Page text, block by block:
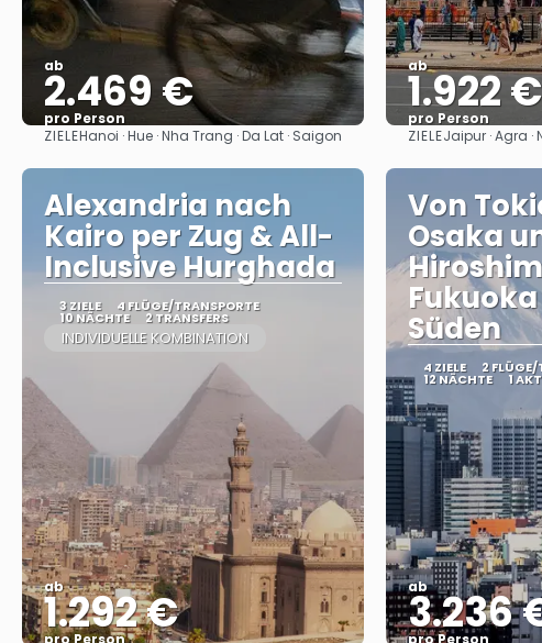
ab
2.469 €
pro Person
Sehen
ZIELEHanoi · Hue · Nha Trang · Da Lat · Saigon
ab
1.922 €
pro Person
ZIELEJaipur · Agra ·
Alexandria nach
Kairo per Zug & All-
Inclusive Hurghada
3 ZIELE 4 FLÜGE/TRANSPORTE
10 NÄCHTE 2 TRANSFERS
INDIVIDUELLE KOMBINATION
ab
1.292 €
pro Person
Von
Osaka
Süden
4 ZIELE 2 FLÜGE/
12 NÄCHTE 1
ab
3.236
pro Person